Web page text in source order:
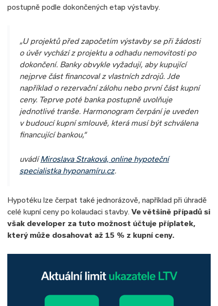
postupně podle dokončených etap výstavby.
„U projektů před započetím výstavby se při žádosti
o úvěr vychází z projektu a odhadu nemovitosti po
dokončení. Banky obvykle vyžadují, aby kupující
nejprve část financoval z vlastních zdrojů. Jde
například o rezervační zálohu nebo první část kupní
ceny. Teprve poté banka postupně uvolňuje
jednotlivé tranše. Harmonogram čerpání je uveden
v budoucí kupní smlouvě, která musí být schválena
financující bankou,“
uvádíMiroslava Straková, online hypoteční
specialistka hyponamíru.cz.
Hypotéku lze čerpat také jednorázově, například při úhradě
celé kupní ceny po kolaudaci stavby. Ve většině případů si
však developer za tuto možnost účtuje příplatek,
který může dosahovat až 15 % z kupní ceny.